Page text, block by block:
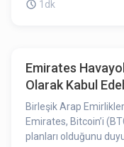
1dk
Emirates
Olarak Kabul
Birleşik Arap
Emirates, Bitcoin’i
planları olduğunu